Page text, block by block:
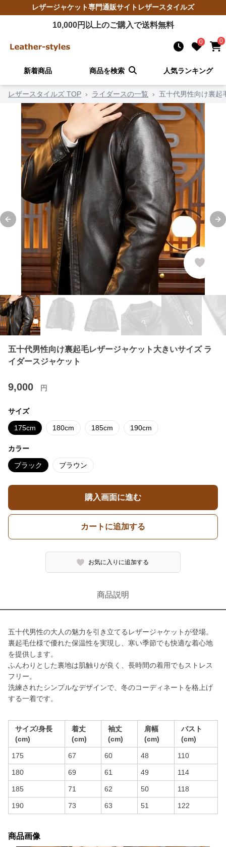
レザージャケット専門通販サイト レザースタイルズ
10,000円以上のご購入で送料無料
0 0
新着商品 商品を検索 人気ランキング
レザースタイルズ TOP › ライダースの一覧 › 五十代男性向け裏起
Previous slide
五十代男性向け裏起毛レザージャケット大きいサイズ ラ
イダースジャケット
9,000 円
サイズ
175cm 180cm 185cm 190cm
カラー
ブラック ブラウン
購入画面に進む
カートに追加する
お気に入りに追加する
商品説明
五十代男性の大人の魅力を引き立てるレザージャケットが登場。
裏起毛仕様で優れた保温性を実現し、寒い季節でも快適な着心地
を提供します。
ふんわりとした裏地は肌触りが良く、長時間の着用でもストレス
フリー。
洗練されたシンプルなデザインで、冬のコーディネートを格上げ
する一着です。
サイズ/身長
(cm)
着丈
(cm)
袖丈
(cm)
肩幅
(cm)
バスト
(cm)
175 67 60 48 110
180 69 61 49 114
185 71 62 50 118
190 73 63 51 122
商品画像